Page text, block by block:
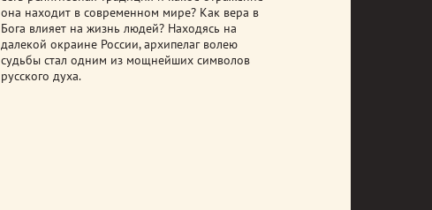
она находит в современном мире? Как вера в
Бога влияет на жизнь людей? Находясь на
далекой окраине России, архипелаг волею
судьбы стал одним из мощнейших символов
русского духа.